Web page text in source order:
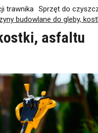
trawnika Sprzęt do
budowlane do gleby,
asfaltu